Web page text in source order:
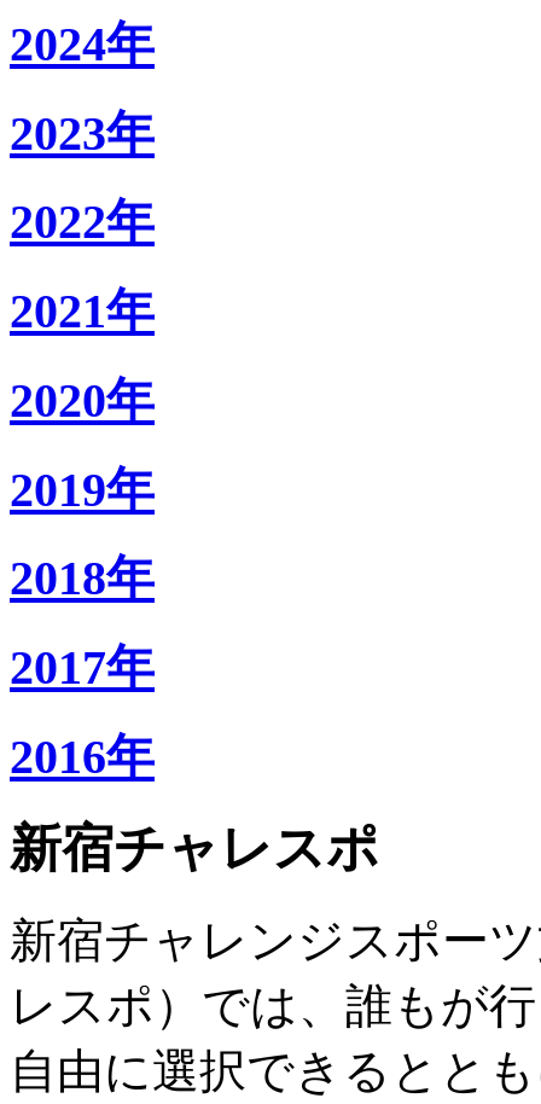
2024年
2023年
2022年
2021年
2020年
2019年
2018年
2017年
2016年
新宿チャレスポ
新宿チャレンジスポー
レスポ）では、誰もが
自由に選択できるとと